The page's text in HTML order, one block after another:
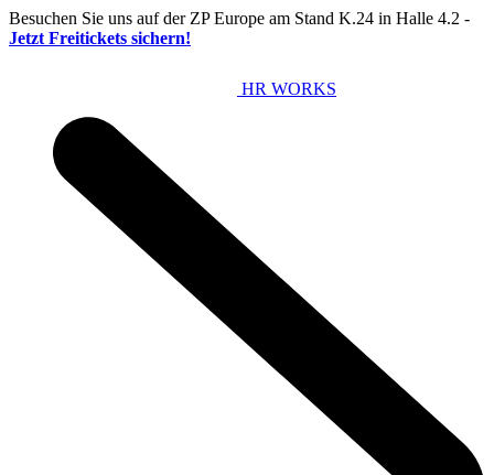
Besuchen Sie uns auf der ZP Europe am Stand K.24 in Halle 4.2 -
Jetzt Freitickets sichern!
HR WORKS